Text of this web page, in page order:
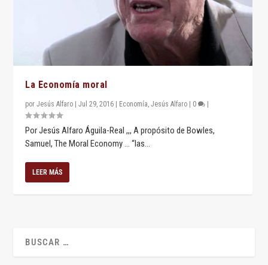
La Economía moral
porJesús Alfaro |Jul 29, 2016 Economía,Jesús Alfaro 0
Por Jesús Alfaro Águila-Real ,,, A propósito de Bowles,
Samuel, The Moral Economy … “las...
LEER MÁS